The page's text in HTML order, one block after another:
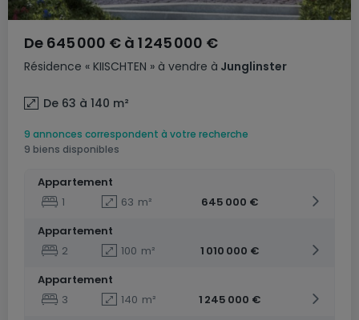
Résidence « KIISCHTEN » à vendre à Junglinster
De 645 000 € à 1 245 000 €
De 63 à 140 m²
9 annonces correspondent à votre recherche
9 biens disponibles
Appartement
1
63 m²
645 000 €
Appartement
2
100 m²
1 010 000 €
Appartement
3
140 m²
1 245 000 €